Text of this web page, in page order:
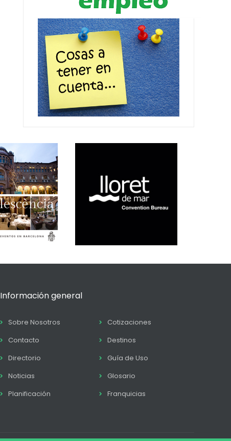
Información general
Sobre Nosotros
Cotizaciones
Contacto
Destinos
Directorio
Guía de Uso
Noticias
Glosario
Planificación
Franquicias